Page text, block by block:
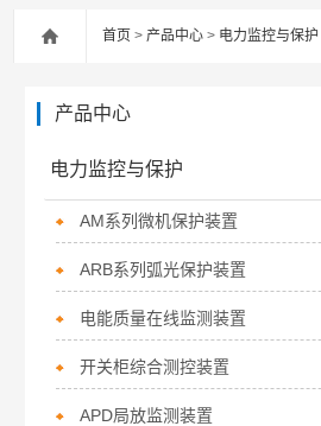
首页 >产品中心 > 电力监控与保护
产品中心
电力监控与保护
AM系列微机保护装置
ARB系列弧光保护装置
电能质量在线监测装置
开关柜综合测控装置
APD局放监测装置